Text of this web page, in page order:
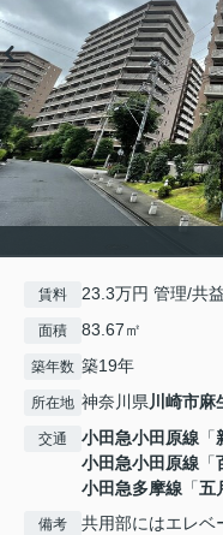
賃料 23.3万円 管理/共
面積 83.67㎡
築年数 築19年
所在地 神奈川県川崎市麻
交通 小田急小田原線 「
小田急小田原線 「
小田急多摩線 「五
備考
共用部にはエレベ